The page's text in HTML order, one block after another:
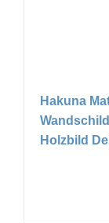
Hakuna
Holzbild